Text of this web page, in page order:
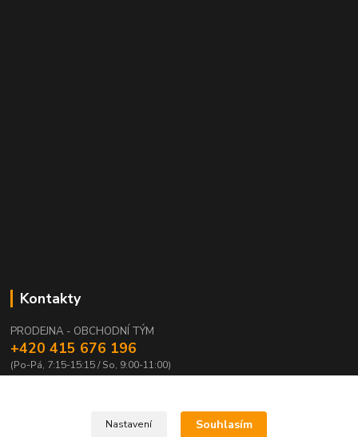
Kontakty
PRODEJNA - OBCHODNÍ TÝM
+420 415 676 196
(Po-Pá, 7:15-15:15 / So, 9:00-11:00)
Nastavení Souhlasím